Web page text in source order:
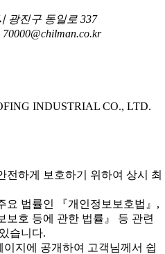
광진구 동일로 337
INDUSTRIAL CO., LTD.
전하게 보호하기 위하여 상시 최
요 법률인 『개인정보보호법』,
보호 등에 관한 법률』 등 관련
습니다.
지에 공개하여 고객님께서 쉽